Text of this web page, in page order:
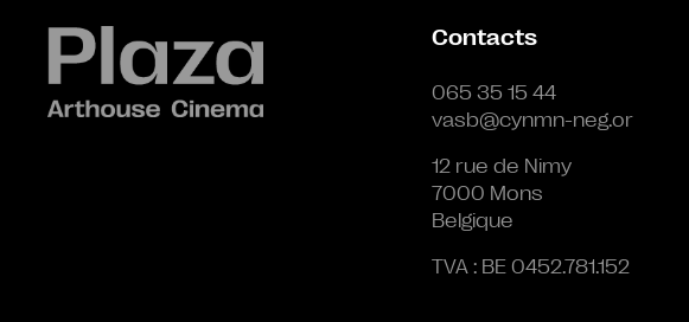
Contacts
065 35 15 44
vasb@cynmn-neg.or
12 rue de Nimy
7000 Mons
Belgique
TVA : BE 0452.781.152